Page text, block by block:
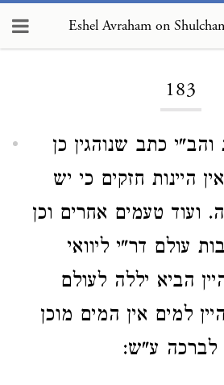
183
והב"י כתב שנוהגין כן
היינות חזקים כי יש
ועוד טעמים אחרים וכן
עולם דר"י ליוואי
הביא יללה לעולם
למים אין המים מוכן
לברכה ע"ש: